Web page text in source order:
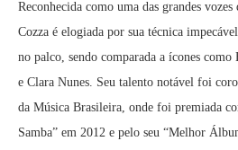
Reconhecida como uma das grandes vozes
Cozza é elogiada por sua técnica
no palco, sendo comparada a ícones
e Clara Nunes. Seu talento notável foi
da Música Brasileira, onde foi premiada
Samba” em 2012 e pelo seu “Melhor